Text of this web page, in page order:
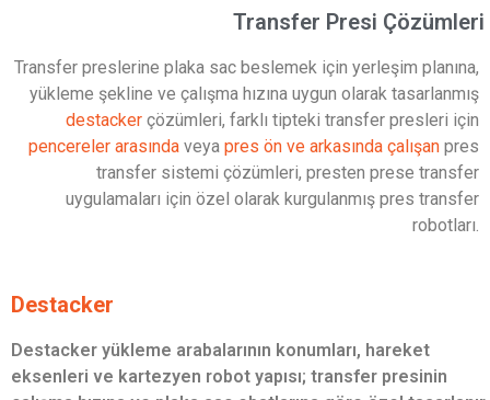
Transfer Presi Çözümleri
Transfer preslerine plaka sac beslemek için yerleşim planına,
yükleme şekline ve çalışma hızına uygun olarak tasarlanmış
destacker çözümleri, farklı tipteki transfer presleri için
pencereler arasında veya pres ön ve arkasında çalışan pres
transfer sistemi çözümleri, presten prese transfer
uygulamaları için özel olarak kurgulanmış pres transfer
robotları.
Destacker
Destacker yükleme arabalarının konumları, hareket
eksenleri ve kartezyen robot yapısı; transfer presinin